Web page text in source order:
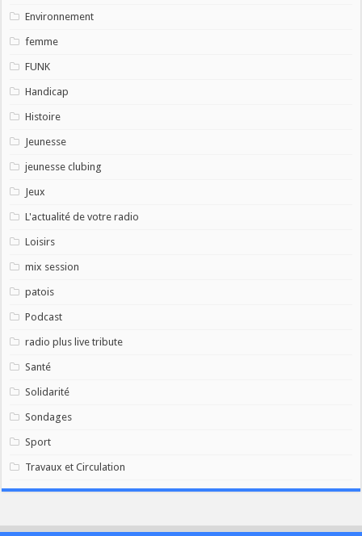
Environnement
femme
FUNK
Handicap
Histoire
Jeunesse
jeunesse clubing
Jeux
L'actualité de votre radio
Loisirs
mix session
patois
Podcast
radio plus live tribute
Santé
Solidarité
Sondages
Sport
Travaux et Circulation